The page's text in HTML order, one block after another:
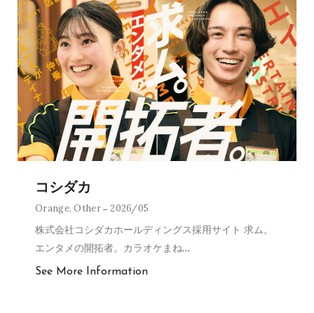
コシダカ
Orange,Other 2026/05
株式会社コシダカホールディングス採用サイト 求ム。
エンタメの開拓者。カラオケまね…
See More Information